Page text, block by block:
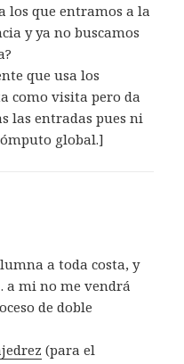
los que entramos a la
y ya no buscamos
que usa los
como visita pero da
las entradas pues ni
global.]
a toda costa, y
a mi no me vendrá
de doble
(para el